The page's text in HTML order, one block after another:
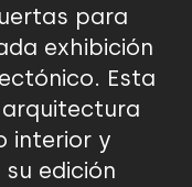
para
exhibición
Esta
interior y
edición